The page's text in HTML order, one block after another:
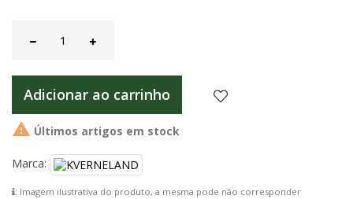
Adicionar ao carrinho
 Últimos artigos em stock
Marca:
: Imagem ilustrativa do produto, a mesma pode não corresponder